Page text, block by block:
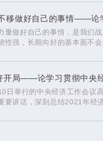
移做好自己的事情——论
量做好自己的事情，是我们
强，长期向好的基本面不会
开局——论学习贯彻中央
日举行的中央经济工作会议
讲话，深刻总结2021年经
史上具有里程碑意义的一年